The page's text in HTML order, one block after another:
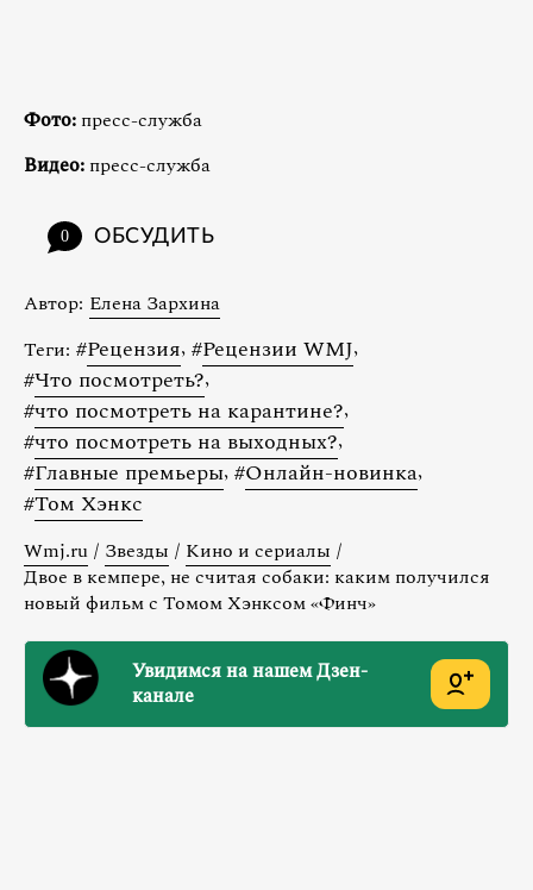
Фото: пресс-служба
Видео: пресс-служба
0 ОБСУДИТЬ
Автор: Елена Зархина
Теги: #Рецензия, #Рецензии WMJ,
#Что посмотреть?,
#что посмотреть на карантине?,
#что посмотреть на выходных?,
#Главные премьеры, #Онлайн-новинка,
#Том Хэнкс
Wmj.ru / Звезды / Кино и сериалы /
Двое в кемпере, не считая собаки: каким получился
новый фильм с Томом Хэнксом «Финч»
Увидимся на нашем Дзен-
канале